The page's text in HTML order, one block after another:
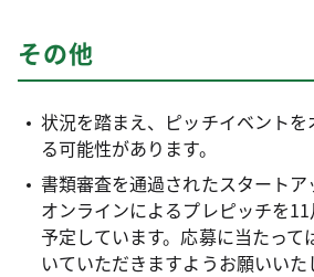
その他
状況を踏まえ、ピッチイベント
る可能性があります。
書類審査を通過されたスタートア
オンラインによるプレピッチを
予定しています。応募に当たって
いていただきますようお願いいた